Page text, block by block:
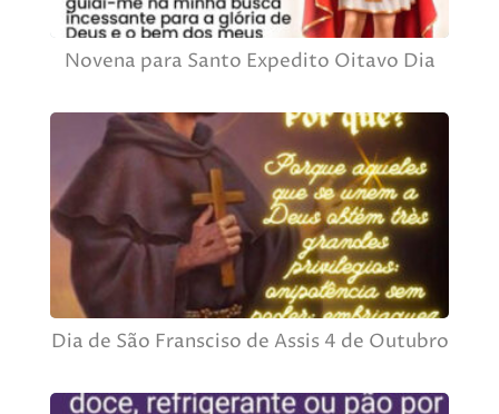
Novena para Santo Expedito Oitavo Dia
Dia de São Fransciso de Assis 4 de Outubro